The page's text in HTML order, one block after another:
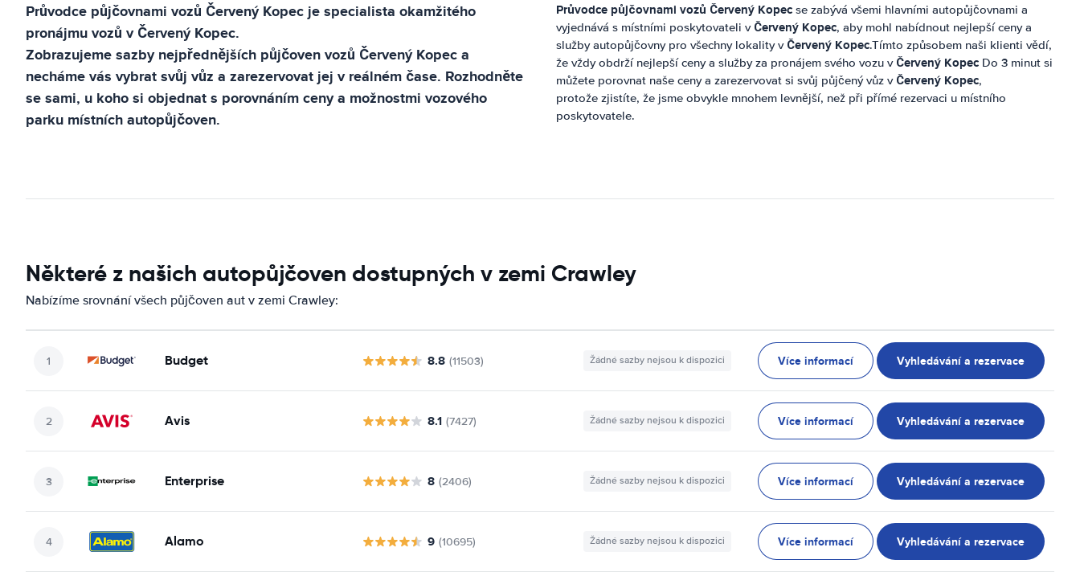
Průvodce půjčovnami vozů Červený Kopec je specialista okamžitého
pronájmu vozů vČervený Kopec.
Zobrazujeme sazby nejpřednějších půjčoven vozů Červený Kopeca
necháme vás vybrat svůj vůz a zarezervovat jej v reálném čase. Rozhodněte
se sami, u koho si objednat s porovnáním ceny a možnostmi vozového
parku místních autopůjčoven.
Průvodce půjčovnami vozů Červený Kopec se zabývá všemi hlavními autopůjčovnami a
vyjednává s místními poskytovateli v Červený Kopec, aby mohl nabídnout nejlepší ceny a
služby autopůjčovny pro všechny lokality v Červený Kopec.Tímto způsobem naši klienti vědí,
že vždy obdrží nejlepší ceny a služby za pronájem svého vozu v Červený Kopec Do 3 minut si
můžete porovnat naše ceny a zarezervovat si svůj půjčený vůz v Červený Kopec,
protože zjistíte, že jsme obvykle mnohem levnější, než při přímé rezervaci u místního
poskytovatele.
Některé z našich autopůjčoven dostupných v zemi Crawley
Nabízíme srovnání všech půjčoven aut v zemi Crawley:
Budget 8.8 (11503) Žádné sazby nejsou k dispozici Více informací Vyhledávání a rezervace
Avis 8.1 (7427) Žádné sazby nejsou k dispozici Více informací Vyhledávání a rezervace
Enterprise 8 (2406) Žádné sazby nejsou k dispozici Více informací Vyhledávání a rezervace
Alamo 9 (10695) Žádné sazby nejsou k dispozici Více informací Vyhledávání a rezervace